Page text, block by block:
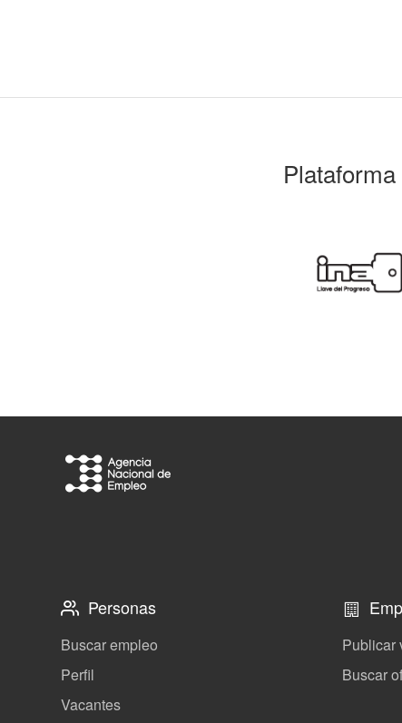
Personas
Buscar empleo
Perfil
Vacantes
Publicar
Buscar